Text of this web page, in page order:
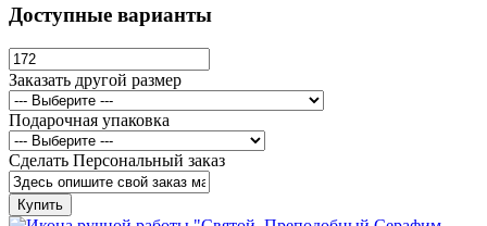
Доступные варианты
Заказать другой размер
Подарочная упаковка
Сделать Персональный заказ
Купить